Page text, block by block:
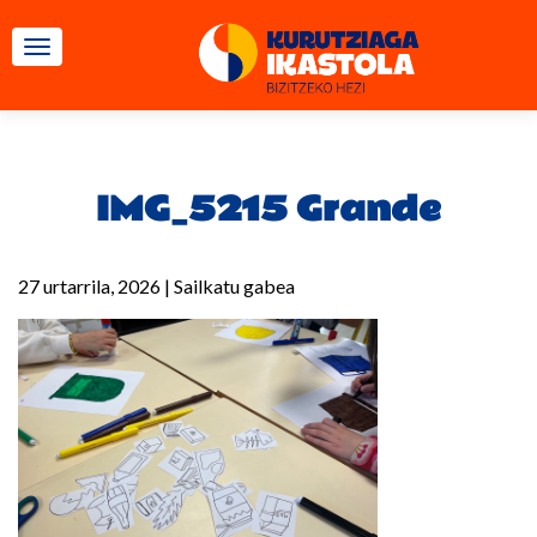
TOGGLE NAVIGATION
IMG_5215 Grande
27 urtarrila, 2026 | Sailkatu gabea